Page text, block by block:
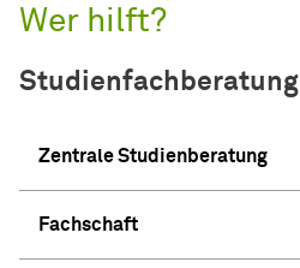
Wer hilft?
Studienfachberatung
Zentrale Studienberatung
Fachschaft